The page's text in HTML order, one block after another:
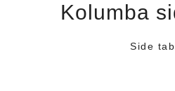
Kolumba
Side